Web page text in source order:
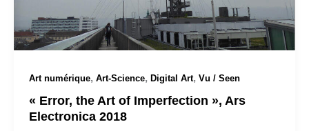
Art numérique, Art-Science, Digital Art, Vu / Seen
« Error, the Art of Imperfection », Ars
Electronica 2018